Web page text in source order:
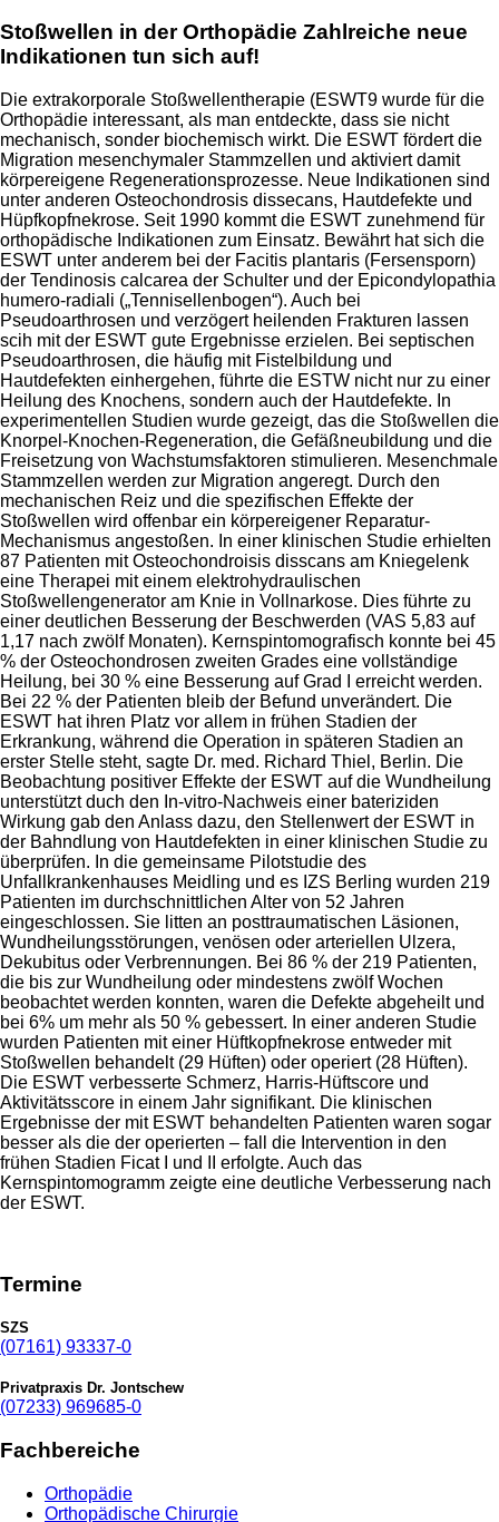
Stoßwellen in der Orthopädie Zahlreiche neue
Indikationen tun sich auf!
Die extrakorporale Stoßwellentherapie (ESWT9 wurde für die
Orthopädie interessant, als man entdeckte, dass sie nicht
mechanisch, sonder biochemisch wirkt. Die ESWT fördert die
Migration mesenchymaler Stammzellen und aktiviert damit
körpereigene Regenerationsprozesse. Neue Indikationen sind
unter anderen Osteochondrosis dissecans, Hautdefekte und
Hüpfkopfnekrose. Seit 1990 kommt die ESWT zunehmend für
orthopädische Indikationen zum Einsatz. Bewährt hat sich die
ESWT unter anderem bei der Facitis plantaris (Fersensporn)
der Tendinosis calcarea der Schulter und der Epicondylopathia
humero-radiali („Tennisellenbogen“). Auch bei
Pseudoarthrosen und verzögert heilenden Frakturen lassen
scih mit der ESWT gute Ergebnisse erzielen. Bei septischen
Pseudoarthrosen, die häufig mit Fistelbildung und
Hautdefekten einhergehen, führte die ESTW nicht nur zu einer
Heilung des Knochens, sondern auch der Hautdefekte. In
experimentellen Studien wurde gezeigt, das die Stoßwellen die
Knorpel-Knochen-Regeneration, die Gefäßneubildung und die
Freisetzung von Wachstumsfaktoren stimulieren. Mesenchmale
Stammzellen werden zur Migration angeregt. Durch den
mechanischen Reiz und die spezifischen Effekte der
Stoßwellen wird offenbar ein körpereigener Reparatur-
Mechanismus angestoßen. In einer klinischen Studie erhielten
87 Patienten mit Osteochondroisis disscans am Kniegelenk
eine Therapei mit einem elektrohydraulischen
Stoßwellengenerator am Knie in Vollnarkose. Dies führte zu
einer deutlichen Besserung der Beschwerden (VAS 5,83 auf
1,17 nach zwölf Monaten). Kernspintomografisch konnte bei 45
% der Osteochondrosen zweiten Grades eine vollständige
Heilung, bei 30 % eine Besserung auf Grad I erreicht werden.
Bei 22 % der Patienten bleib der Befund unverändert. Die
ESWT hat ihren Platz vor allem in frühen Stadien der
Erkrankung, während die Operation in späteren Stadien an
erster Stelle steht, sagte Dr. med. Richard Thiel, Berlin. Die
Beobachtung positiver Effekte der ESWT auf die Wundheilung
unterstützt duch den In-vitro-Nachweis einer bateriziden
Wirkung gab den Anlass dazu, den Stellenwert der ESWT in
der Bahndlung von Hautdefekten in einer klinischen Studie zu
überprüfen. In die gemeinsame Pilotstudie des
Unfallkrankenhauses Meidling und es IZS Berling wurden 219
Patienten im durchschnittlichen Alter von 52 Jahren
eingeschlossen. Sie litten an posttraumatischen Läsionen,
Wundheilungsstörungen, venösen oder arteriellen Ulzera,
Dekubitus oder Verbrennungen. Bei 86 % der 219 Patienten,
die bis zur Wundheilung oder mindestens zwölf Wochen
beobachtet werden konnten, waren die Defekte abgeheilt und
bei 6% um mehr als 50 % gebessert. In einer anderen Studie
wurden Patienten mit einer Hüftkopfnekrose entweder mit
Stoßwellen behandelt (29 Hüften) oder operiert (28 Hüften).
Die ESWT verbesserte Schmerz, Harris-Hüftscore und
Aktivitätsscore in einem Jahr signifikant. Die klinischen
Ergebnisse der mit ESWT behandelten Patienten waren sogar
besser als die der operierten – fall die Intervention in den
frühen Stadien Ficat I und II erfolgte. Auch das
Kernspintomogramm zeigte eine deutliche Verbesserung nach
der ESWT.
Termine
SZS
(07161) 93337-0
Privatpraxis Dr. Jontschew
(07233) 969685-0
Fachbereiche
Orthopädie
Orthopädische Chirurgie